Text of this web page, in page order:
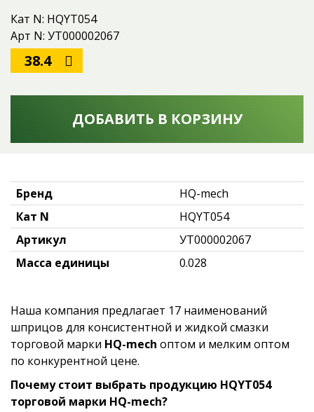
Кат N: HQYT054
Арт N: УТ000002067
38.4
ДОБАВИТЬ В КОРЗИНУ
Бренд
HQ-mech
Кат N
HQYT054
Артикул
УТ000002067
Масса единицы
0.028
Наша компания предлагает 17 наименований
шприцов для консистентной и жидкой смазки
торговой марки HQ-mech оптом и мелким оптом
по конкурентной цене.
Почему стоит выбрать продукцию HQYT054
торговой марки HQ-mech?